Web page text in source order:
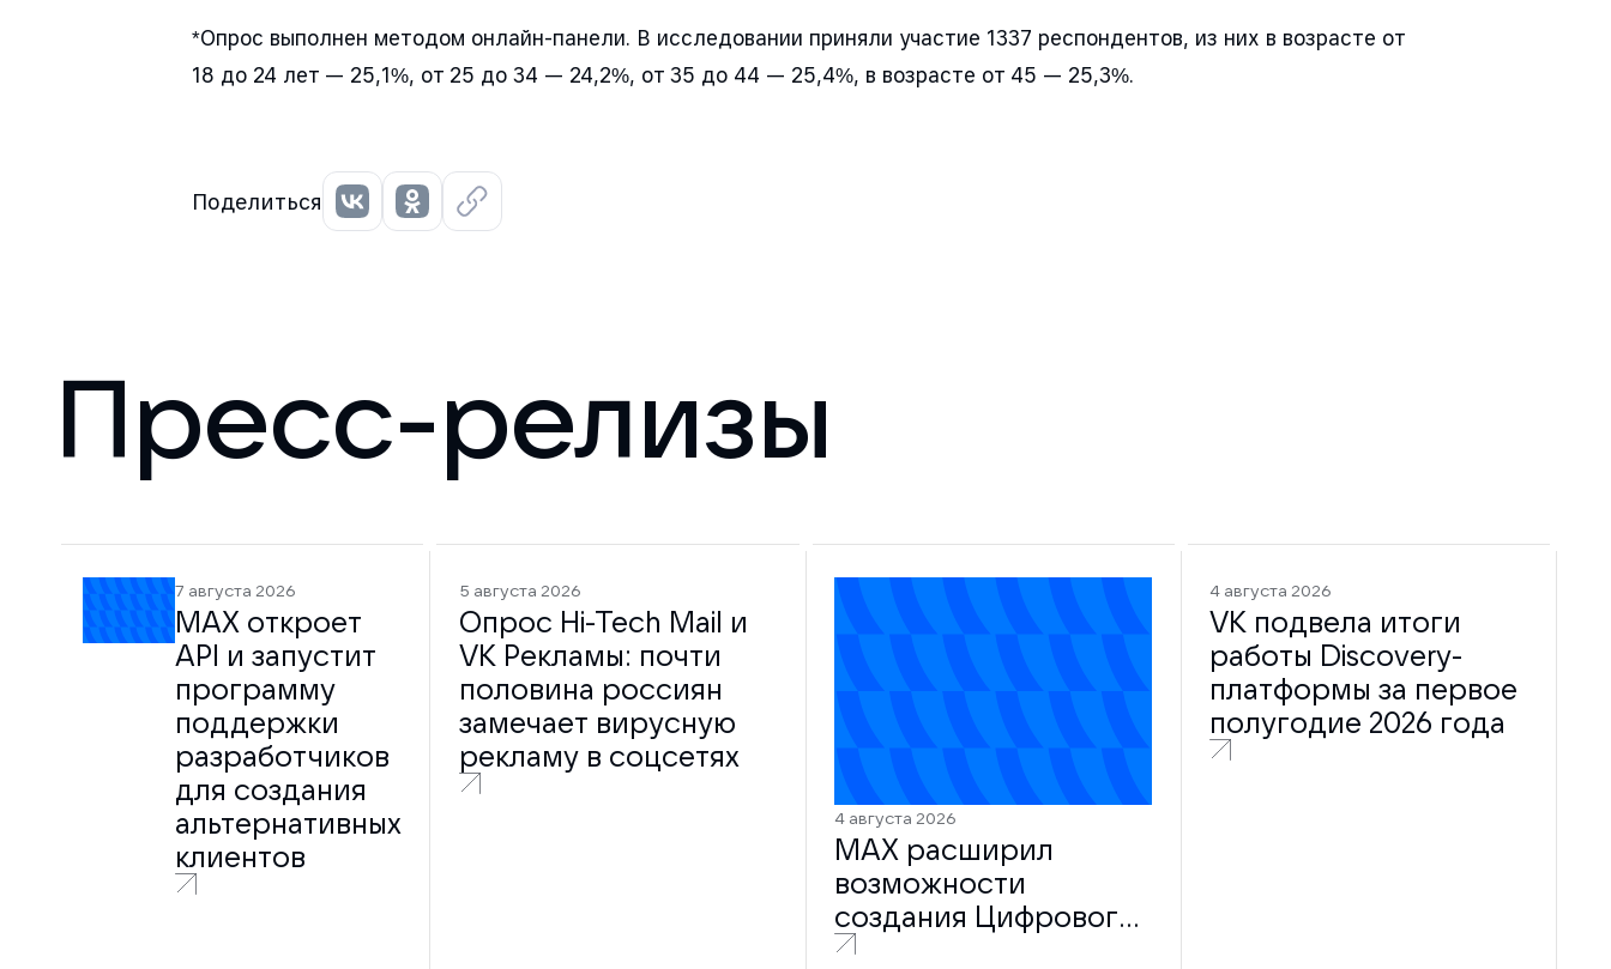
*Опрос выполнен методом онлайн-панели. В исследовании приняли участие 1337 респондентов, из них в возрасте от
18 до 24 лет — 25,1%, от 25 до 34 — 24,2%, от 35 до 44 — 25,4%, в возрасте от 45 — 25,3%.
Поделиться
Пресс-релизы
7 августа 2026
MAX откроет
API и запустит
программу
поддержки
разработчиков
для создания
альтернативных
клиентов
5 августа 2026
Опрос Hi-Tech Mail и
VK Рекламы: почти
половина россиян
замечает вирусную
рекламу в соцсетях
4 августа 2026
MAX расширил
возможности
создания Цифрового
ID
4 августа 2026
VK подвела итоги
работы Discovery-
платформы за первое
полугодие 2026 года